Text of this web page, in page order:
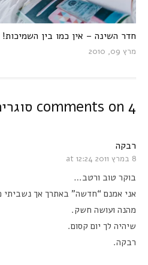
חדר השינה – אין כמו בין השמיכות!
מרץ 09, 2010
4 comments on
רבקה
8 במרץ 2011 at 12:24
בוקר טוב ורטב…
אני אמנם “חדשה” באתרך אך נשביתי
מהנה ועושה חשק.
שיהיה לך יום קסום.
רבקה.